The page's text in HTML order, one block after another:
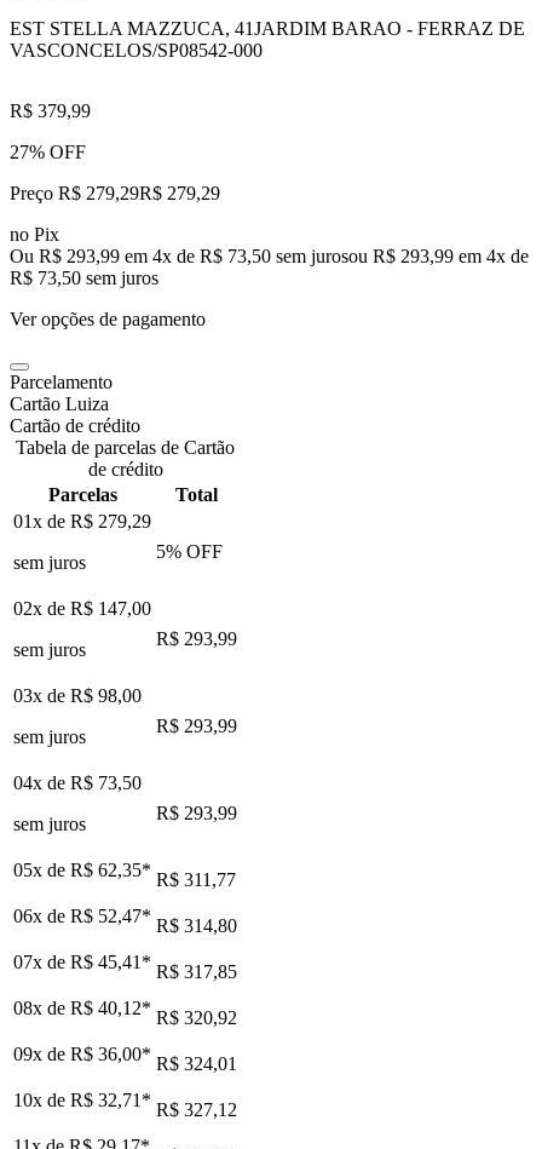
EST STELLA MAZZUCA, 41JARDIM BARAO - FERRAZ DE
VASCONCELOS/SP08542-000
R$ 379,99
27% OFF
Preço R$ 279,29R$ 279,29
no Pix
Ou R$ 293,99 em 4x de R$ 73,50 sem jurosou R$ 293,99 em 4x de
R$ 73,50 sem juros
Ver opções de pagamento
Parcelamento
Cartão Luiza
Cartão de crédito
Tabela de parcelas de Cartão
de crédito
Parcelas
Total
01x de R$ 279,29
sem juros
5% OFF
02x de R$ 147,00
sem juros
R$ 293,99
03x de R$ 98,00
sem juros
R$ 293,99
04x de R$ 73,50
sem juros
R$ 293,99
05x de R$ 62,35* R$ 311,77
06x de R$ 52,47* R$ 314,80
07x de R$ 45,41 * R$ 317,85
08x de R$ 40,12* R$ 320,92
09x de R$ 36,00* R$ 324,01
10x de R$ 32,71 * R$ 327,12